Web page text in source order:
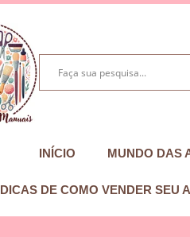
INÍCIO MUNDO DAS
DICAS DE COMO VENDER SEU